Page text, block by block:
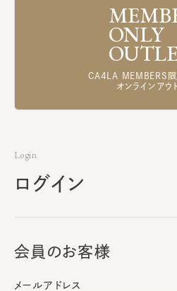
ONLY
CA4LA MEMBERS限
オンラインアウ
Login
ログイン
会員のお客様
メールアドレス